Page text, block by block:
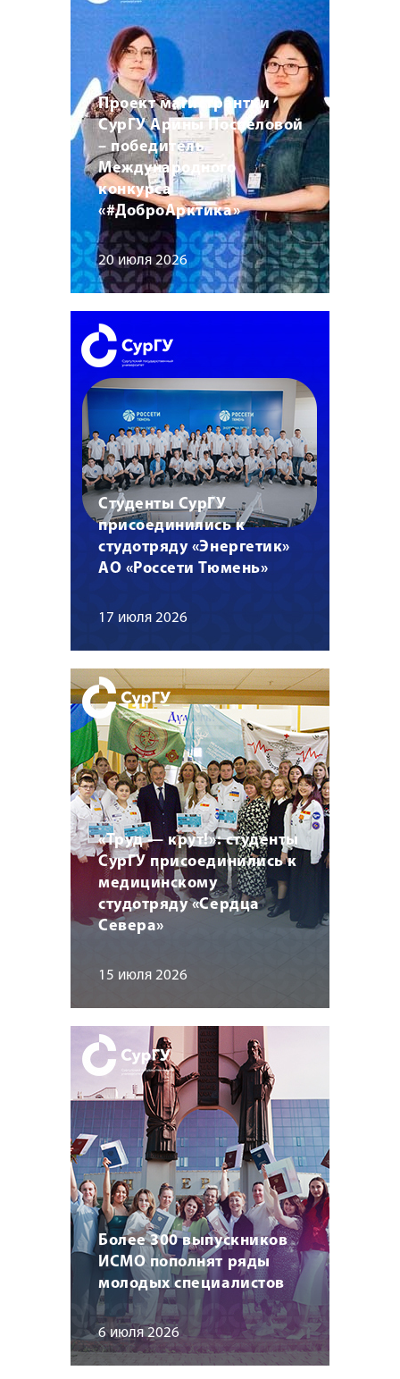
Проект магистрантки
СурГУ Арины Поспеловой
– победитель
Международного
конкурса
«#ДоброАрктика»
20 июля 2026
Студенты СурГУ
присоединились к
студотряду «Энергетик»
АО «Россети Тюмень»
17 июля 2026
«Труд — крут!»: студенты
СурГУ присоединились к
медицинскому
студотряду «Сердца
Севера»
15 июля 2026
Более 300 выпускников
ИСМО пополнят ряды
молодых специалистов
6 июля 2026